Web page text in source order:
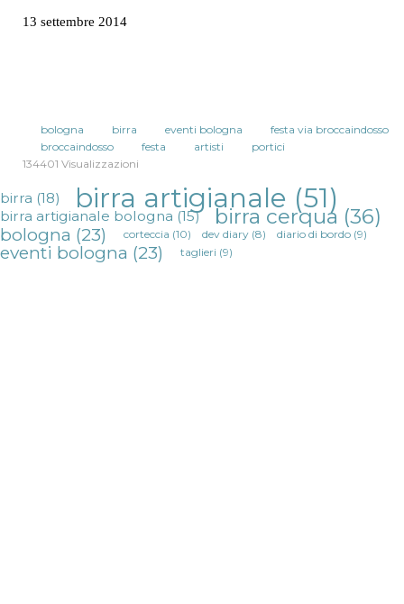
13 settembre 2014
bologna birra eventi bologna
festa via broccaindosso
broccaindosso
festa artisti
portici
134401 Visualizzazioni
birra (18) birra artigianale (51)
birra artigianale bologna (15) birra cerqua (36)
bologna (23) corteccia (10) dev diary (8) diario di bordo (9)
eventi bologna (23) taglieri (9)